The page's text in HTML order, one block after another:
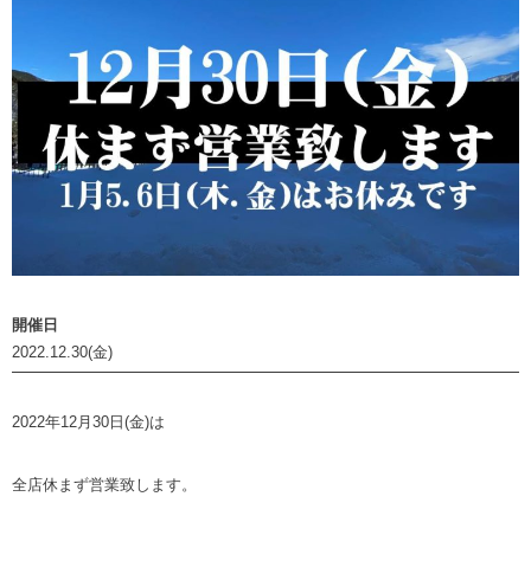
開催日
2022.12.30(金)
2022年12月30日(金)は
全店休まず営業致します。